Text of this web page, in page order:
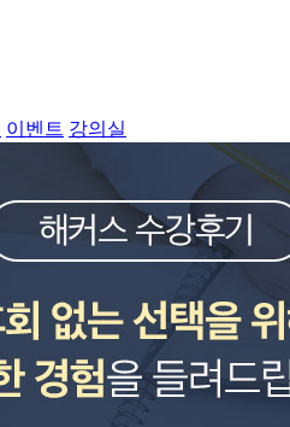
이벤트 강의실